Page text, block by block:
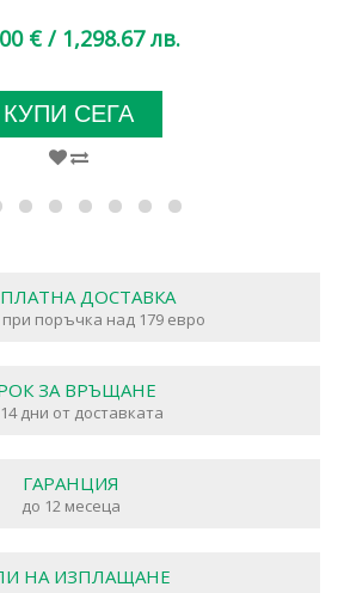
€/ 1,298.67 лв.
КУПИ СЕГА
ДОСТАВКА
поръчка над 179 евро
ЗА ВРЪЩАНЕ
дни от доставката
ГАРАНЦИЯ
до 12 месеца
НА ИЗПЛАЩАНЕ